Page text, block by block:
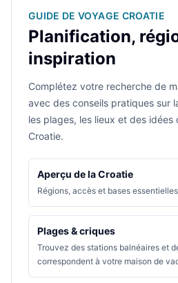
GUIDE DE VOYAGE CROATIE
Planification,
inspiration
Complétez votre recherche de
avec des conseils pratiques sur
les plages, les lieux et des idées
Croatie.
Aperçu de la Croatie
Régions, accès et bases
Plages & criques
Trouvez des stations balnéaires et
correspondent à votre maison de